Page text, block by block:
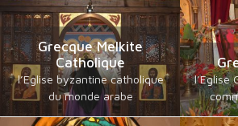
Grecque Melkite
Catholique
l’Eglise byzantine catholique
du monde arabe
l’Eglise